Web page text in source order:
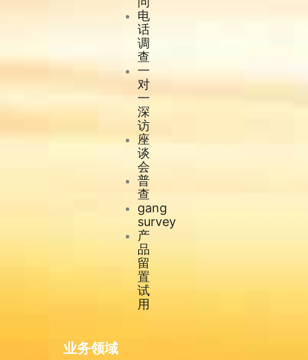
电
话
调
查
一
对
一
深
访
座
谈
会
普
查
gang
survey
产
品
留
置
试
用
业务领域